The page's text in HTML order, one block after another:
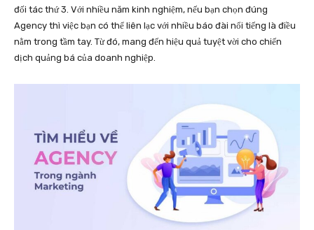
đối tác thứ 3. Với nhiều năm kinh nghiệm, nếu bạn chọn đúng
Agency thì việc bạn có thể liên lạc với nhiều báo đài nổi tiếng là điều
nằm trong tầm tay. Từ đó, mang đến hiệu quả tuyệt vời cho chiến
dịch quảng bá của doanh nghiệp.